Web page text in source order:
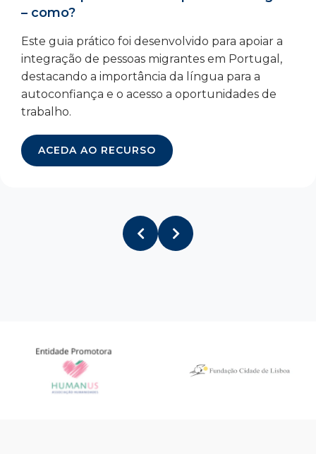
– como?
Este guia prático foi desenvolvido para apoiar a
integração de pessoas migrantes em Portugal,
destacando a importância da língua para a
autoconfiança e o acesso a oportunidades de
trabalho.
ACEDA AO RECURSO